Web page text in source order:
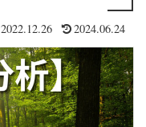
2022.12.26 2024.06.24